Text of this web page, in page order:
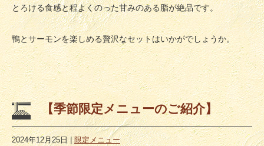
とろける食感と程よくのった甘みのある脂が絶品です。
鴨とサーモンを楽しめる贅沢なセットはいかがでしょうか。
【季節限定メニューのご紹介】
2024年12月25日 |限定メニュー